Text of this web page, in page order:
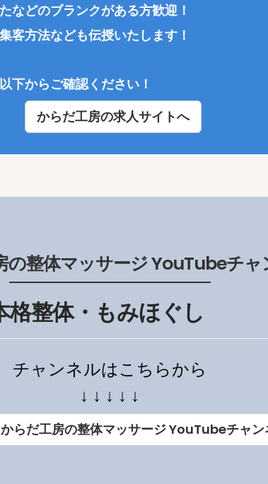
どのブランクがある方歓迎！
方法なども伝授いたします！
下からご確認ください！
からだ工房の求人サイトへ
の整体マッサージ YouTubeチ
格整体・もみほぐし
チャンネルはこちらから
↓ ↓ ↓ ↓ ↓
らだ工房の整体マッサージ YouTubeチャン